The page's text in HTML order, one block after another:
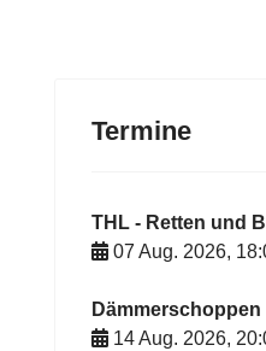
Termine
THL - Retten und
07 Aug. 2026,
Dämmerschoppen
14 Aug. 2026,